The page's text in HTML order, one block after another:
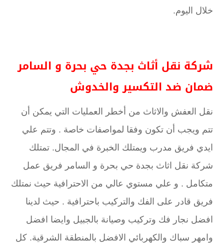
خلال اليوم.
شركة نقل أثاث بجدة حي بحرة و السامر
ضمان ضد التكسير والخدوش
نقل العفش والاثاث من أخطر العمليات التي يمكن أن
تتم ويجب أن تكون وفقا لمواصفات خاصة . وتتم علي
ايدي فريق مدرب ويمتلك الخبرة في المجال. تمتلك
شركة نقل اثاث بجدة حي بحرة و السامر فريق عمل
متكامل . و علي مستوي عالي من الاحترافية حيث نمتلك
فريق قادر على الفك والتركيب باحترافية . حيث لدينا
افضل نجار فك وتركيب وصيانة بالجبيل وايضا افضل
وامهر سباك والكهربائي الافضل بالمنطقة الشرقية. كل